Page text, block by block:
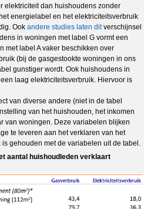
elektriciteit dan huishoudens zonder
energielabel en het elektriciteitsverbruik
Ook andere studies laten ditverschijnsel
in woningen met label G vormt een
met label A vaker beschikken over
(bij de gasgestookte woningen in ons
gunstiger wordt. Ook huishoudens in
laag elektriciteitsverbruik. Hiervoor is
van diverse andere (niet in de tabel
van het huishouden, het inkomen
van woningen. Deze variabelen blijken
te leveren aan het verklaren van het
gehouden met de variabelen uit de tabel.
aantal huishoudleden verklaart